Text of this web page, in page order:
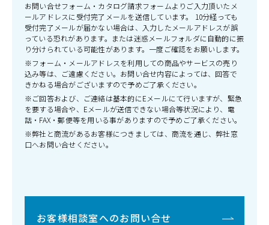
お問い合せフォーム・カタログ請求フォームよりご入力頂いたメ
ールアドレスに受付完了メールを送信しています。 10分経っても
受付完了メールが届かない場合は、入力したメールアドレスが誤
っている恐れがあります。または迷惑メールフォルダに自動的に振
り分けられている可能性があります。一度ご確認をお願いします。
※フォーム・メールアドレスを利用しての商品やサービスの売り
込み等は、ご遠慮ください。お問い合せ内容によっては、回答で
きかねる場合がございますので予めご了承ください。
※ご回答および、ご連絡は基本的にEメールにて行いますが、緊急
を要する場合や、Eメールが送信できない場合等状況により、電
話・FAX・郵便等を用いる事がありますので予めご了承ください。
※弊社と商流があるお客様につきましては、商流を通じ、弊社窓
口へお問い合せください。
お客様相談室へのお問い合せ